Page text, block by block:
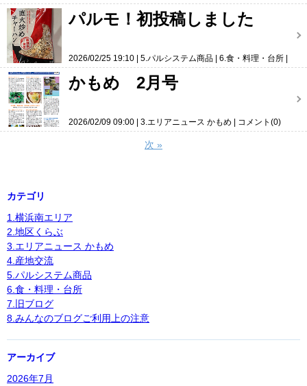
パルモ！初投稿しました
2026/02/25 19:10 5.パルシステム商品
6.食・料理・台所
コメント(0)
かもめ 2月号
2026/02/09 09:00 3.エリアニュース かもめ コメント(0)
次 »
カテゴリ
1.横浜南エリア
2.地区くらぶ
3.エリアニュース かもめ
4.産地交流
5.パルシステム商品
6.食・料理・台所
7.旧ブログ
8.みんなのブログご利用上の注意
アーカイブ
2026年7月